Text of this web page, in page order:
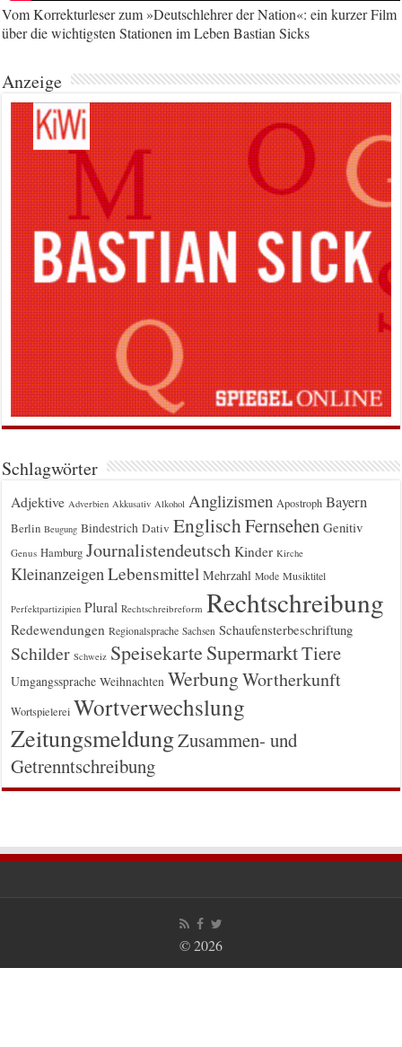
Vom Korrekturleser zum »Deutschlehrer der Nation«: ein kurzer Film
über die wichtigsten Stationen im Leben Bastian Sicks
Anzeige
Schlagwörter
Adjektive Adverbien Akkusativ Alkohol Anglizismen Apostroph Bayern
Berlin Beugung Bindestrich Dativ EnglischFernsehen Genitiv
Genus Hamburg Journalistendeutsch Kinder Kirche
KleinanzeigenLebensmittel Mehrzahl Mode Musiktitel
Perfektpartizipien Plural Rechtschreibreform Rechtschreibung
Redewendungen Regionalsprache Sachsen Schaufensterbeschriftung
Schilder Schweiz Speisekarte SupermarktTiere
Umgangssprache Weihnachten WerbungWortherkunft
Wortspielerei Wortverwechslung
ZeitungsmeldungZusammen- und
Getrenntschreibung
© 2026